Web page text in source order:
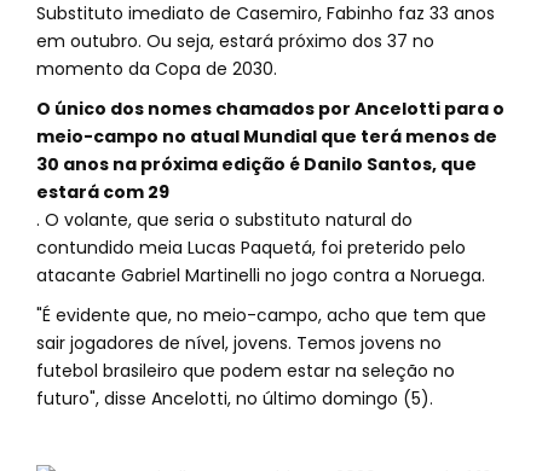
Substituto imediato de Casemiro, Fabinho faz 33 anos
em outubro. Ou seja, estará próximo dos 37 no
momento da Copa de 2030.
O único dos nomes chamados por Ancelotti para o
meio-campo no atual Mundial que terá menos de
30 anos na próxima edição é Danilo Santos, que
estará com 29
. O volante, que seria o substituto natural do
contundido meia Lucas Paquetá, foi preterido pelo
atacante Gabriel Martinelli no jogo contra a Noruega.
"É evidente que, no meio-campo, acho que tem que
sair jogadores de nível, jovens. Temos jovens no
futebol brasileiro que podem estar na seleção no
futuro", disse Ancelotti, no último domingo (5).